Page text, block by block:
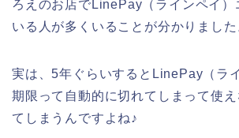
ろえのお店でLinePay（ラインペイ）
いる人が多くいることが分かりました
実は、5年ぐらいするとLinePay（ラ
期限って自動的に切れてしまって使
てしまうんですよね♪